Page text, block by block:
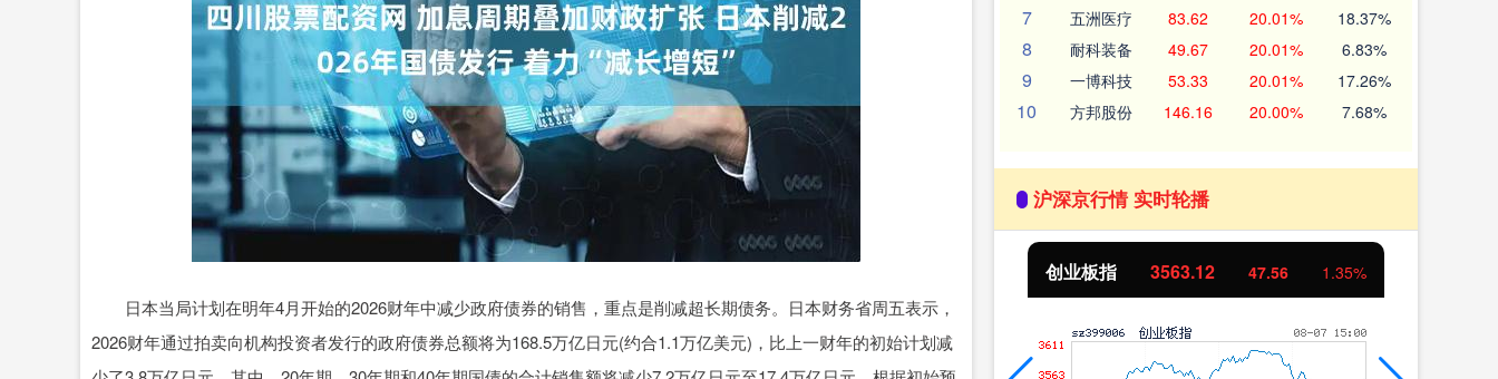
日本当局计划在明年4月开始的2026财年中减少政府债券的销售，重点是削减超长期债务。日本财务省周五表示，
2026财年通过拍卖向机构投资者发行的政府债券总额将为168.5万亿日元(约合1.1万亿美元)，比上一财年的初始计划减
7 五洲医疗 83.62 20.01% 18.37%
8 耐科装备 49.67 20.01% 6.83%
9 一博科技 53.33 20.01% 17.26%
10 方邦股份 146.16 20.00% 7.68%
沪深京行情 实时轮播
创业板指 3563.12 47.56 1.35%